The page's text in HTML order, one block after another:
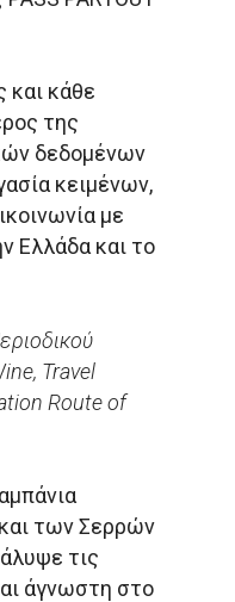
και κάθε
της
δεδομένων
κειμένων,
με
Ελλάδα και το
, Travel
Routeof
των Σερρών
τις
άγνωστη στο